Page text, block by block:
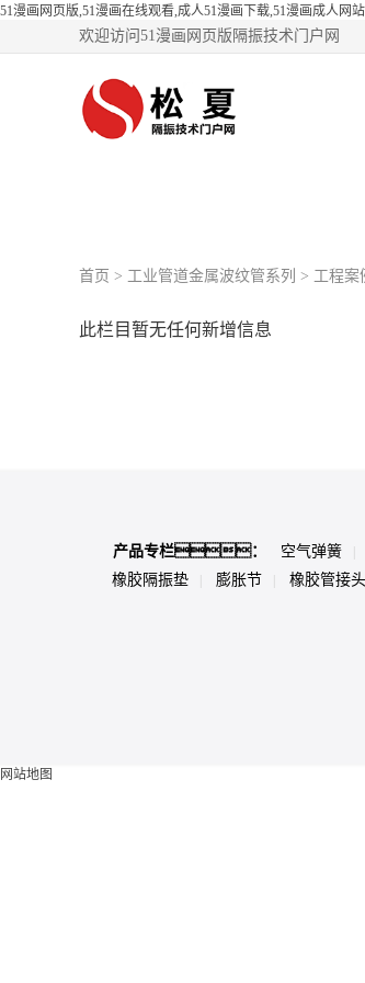
51漫画网页版,51漫画在线观看,成人51漫画下载,51漫画成人网
欢迎访问51漫画网页版隔振技术门户网
首页 > 工业管道金属波纹管系列 > 工程案
此栏目暂无任何新增信息
产品专栏： 空气弹簧
橡胶隔振垫
膨胀节 橡胶管接头
网站地图